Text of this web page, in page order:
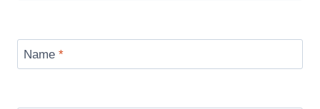
Name *